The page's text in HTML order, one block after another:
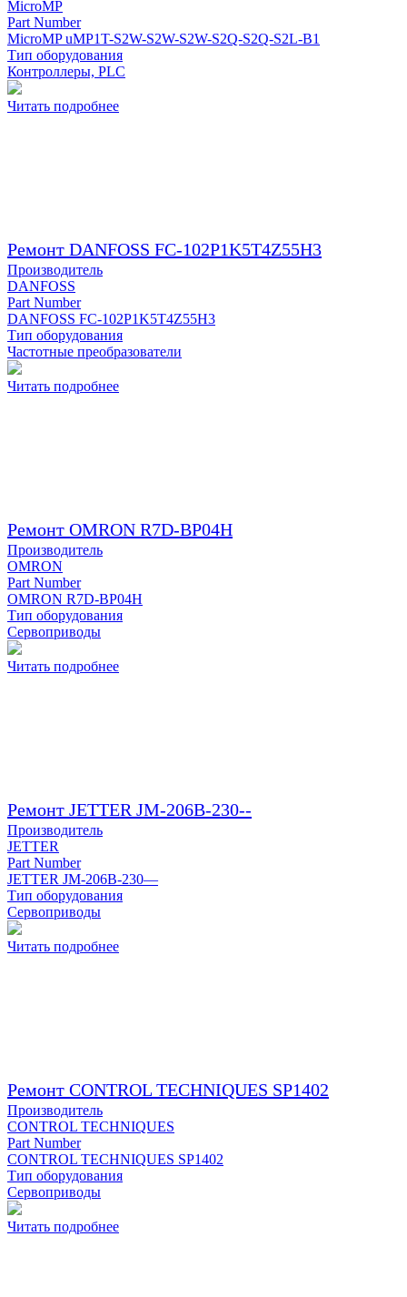
MicroMP
Part Number
MicroMP uMP1T-S2W-S2W-S2W-S2Q-S2Q-S2L-B1
Тип оборудования
Контроллеры, PLC
Читать подробнее
Ремонт DANFOSS FC-102P1K5T4Z55H3
Производитель
DANFOSS
Part Number
DANFOSS FC-102P1K5T4Z55H3
Тип оборудования
Частотные преобразователи
Читать подробнее
Ремонт OMRON R7D-BP04H
Производитель
OMRON
Part Number
OMRON R7D-BP04H
Тип оборудования
Сервоприводы
Читать подробнее
Ремонт JETTER JM-206B-230--
Производитель
JETTER
Part Number
JETTER JM-206B-230—
Тип оборудования
Сервоприводы
Читать подробнее
Ремонт CONTROL TECHNIQUES SP1402
Производитель
CONTROL TECHNIQUES
Part Number
CONTROL TECHNIQUES SP1402
Тип оборудования
Сервоприводы
Читать подробнее